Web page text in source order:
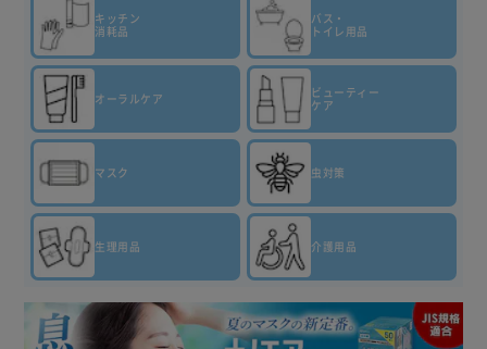
キッチン
消耗品
バス・
トイレ用品
オーラルケア
ビューティー
ケア
マスク 虫対策
生理用品 介護用品